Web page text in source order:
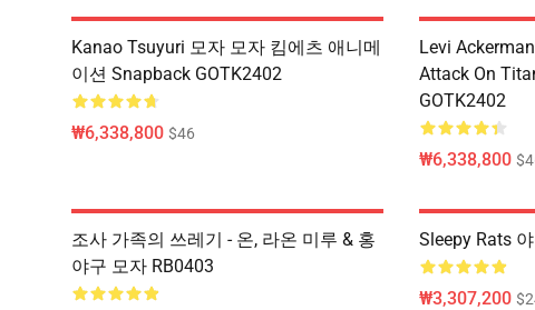
Kanao Tsuyuri 모자 모자 킴에츠 애니메
이션 Snapback GOTK2402
₩6,338,800 $46
Levi
Attack On
GOTK2402
₩6,338,800
조사 가족의 쓰레기 - 온, 라온 미루 & 홍
야구 모자 RB0403
Sleepy Rats
₩3,307,200